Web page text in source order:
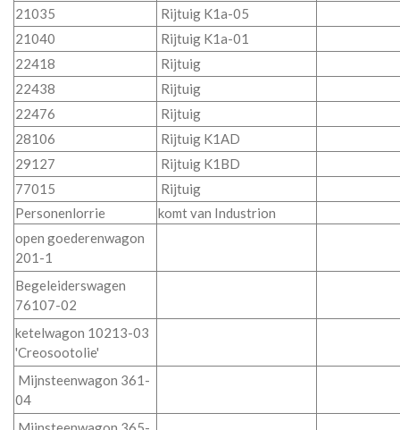
21035
Rijtuig K1a-05
21040
Rijtuig K1a-01
22418
Rijtuig
22438
Rijtuig
22476
Rijtuig
28106
Rijtuig K1AD
29127
Rijtuig K1BD
77015
Rijtuig
Personenlorrie
komt van Industrion
open goederenwagon
201-1
Begeleiderswagen
76107-02
ketelwagon 10213-03
'Creosootolie'
Mijnsteenwagon 361-
04